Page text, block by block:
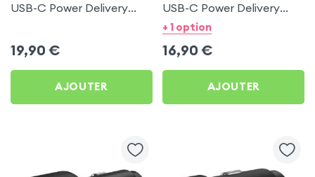
USB-C Power Delivery
19,90 €
AJOUTER
USB-C Power Delivery
20W - Swissten pour
+ 1 option
16,90 €
AJOUTER